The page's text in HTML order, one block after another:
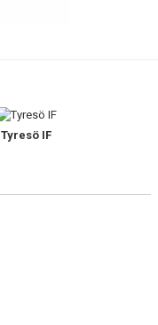
Tyresö IF